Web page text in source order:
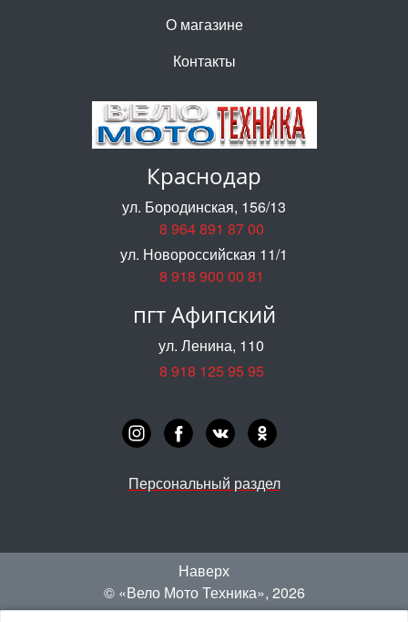
О магазине
Контакты
Краснодар
ул. Бородинская, 156/13
8 964 891 87 00
ул. Новороссийская 11/1
8 918 900 00 81
пгт Афипский
ул. Ленина, 110
8 918 125 95 95
Персональный раздел
Наверх
© «‎Вело Мото Техника», 2026